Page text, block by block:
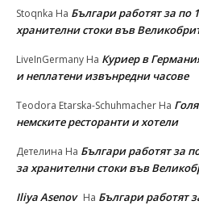
Stoqnka На Българи работят за по
хранителни стоки във
LiveInGermany На Куриер в
и неплатени извънредни часове
Teodora Etarska-Schuhmacher На
немските ресторанти и хотели
Детелина На Българи работят за
за хранителни стоки във
Iliya Asenov На Българи работят